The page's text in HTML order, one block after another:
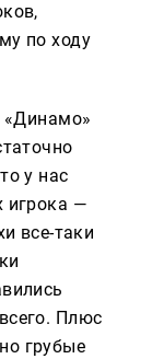
по ходу
«Динамо»
у нас
игрока —
все-таки
Плюс
грубые